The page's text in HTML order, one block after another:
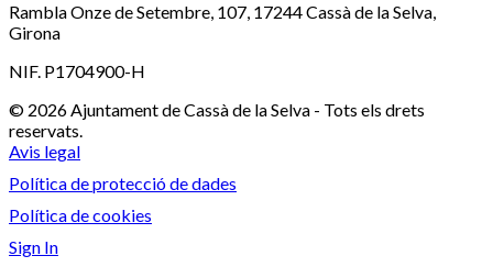
Rambla Onze de Setembre, 107, 17244 Cassà de la Selva,
Girona
NIF. P1704900-H
© 2026 Ajuntament de Cassà de la Selva - Tots els drets
reservats.
Avis legal
Política de protecció de dades
Política de cookies
Sign In